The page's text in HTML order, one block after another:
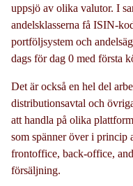
uppsjö av olika valutor. I
andelsklasserna få ISIN-
portföljsystem och
dags för dag 0 med första
Det är också en hel del
distributionsavtal och
att handla på olika
som spänner över i
frontoffice, back-office,
försäljning.